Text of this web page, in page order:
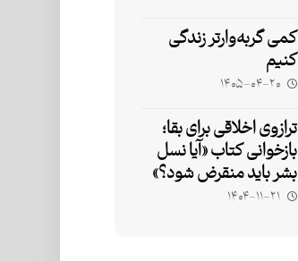
کمی گربه‌وارتر زندگی
کنیم
۱۴۰۵-۰۴-۲۰
ترازوی اخلاقی برای بقا؛
بازخوانی کتاب «آیا نسل
بشر باید منقرض شود؟»
۱۴۰۴-۱۱-۲۱